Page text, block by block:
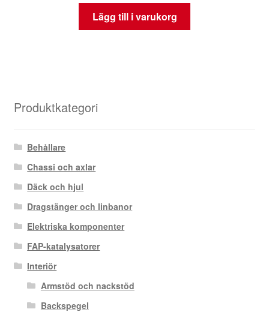
Lägg till i varukorg
Produktkategori
Behållare
Chassi och axlar
Däck och hjul
Dragstänger och linbanor
Elektriska komponenter
FAP-katalysatorer
Interiör
Armstöd och nackstöd
Backspegel